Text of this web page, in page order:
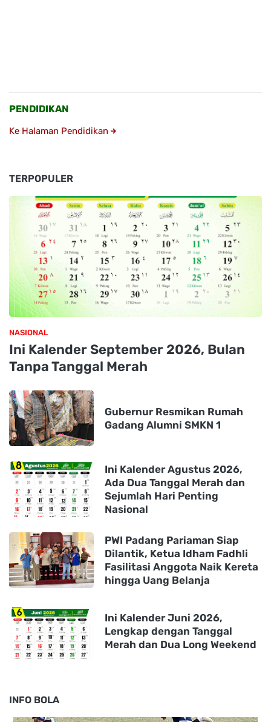
PENDIDIKAN
Ke Halaman Pendidikan
TERPOPULER
NASIONAL
Ini Kalender September 2026, Bulan
Tanpa Tanggal Merah
Gubernur Resmikan Rumah
Gadang Alumni SMKN 1
Ini Kalender Agustus 2026,
Ada Dua Tanggal Merah dan
Sejumlah Hari Penting
Nasional
PWI Padang Pariaman Siap
Dilantik, Ketua Idham Fadhli
Fasilitasi Anggota Naik Kereta
hingga Uang Belanja
Ini Kalender Juni 2026,
Lengkap dengan Tanggal
Merah dan Dua Long Weekend
INFO BOLA